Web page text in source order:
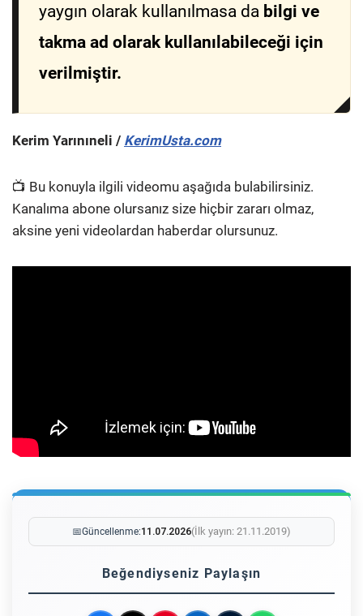
yaygın olarak kullanılmasa da bilgi ve
takma ad olarak kullanılabileceği için
verilmiştir.
Kerim Yarınıneli / KerimUsta.com
📺 Bu konuyla ilgili videomu aşağıda bulabilirsiniz.
Kanalıma abone olursanız size hiçbir zararı olmaz,
aksine yeni videolardan haberdar olursunuz.
📅Güncellenme:11.07.2026(İlk yayın: 21.11.2019)
Beğendiyseniz Paylaşın